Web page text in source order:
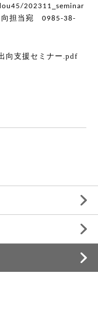
202311_seminar
向担当宛 0985-38-
向支援セミナー.pdf